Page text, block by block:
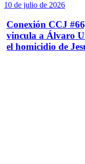
10 de julio de 2026
Conexión CCJ
vincula a Álvaro
el homicidio de